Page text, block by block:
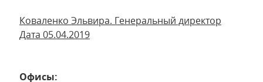
Коваленко Эльвира. Генеральный директор
Дата 05.04.2019
Офисы: